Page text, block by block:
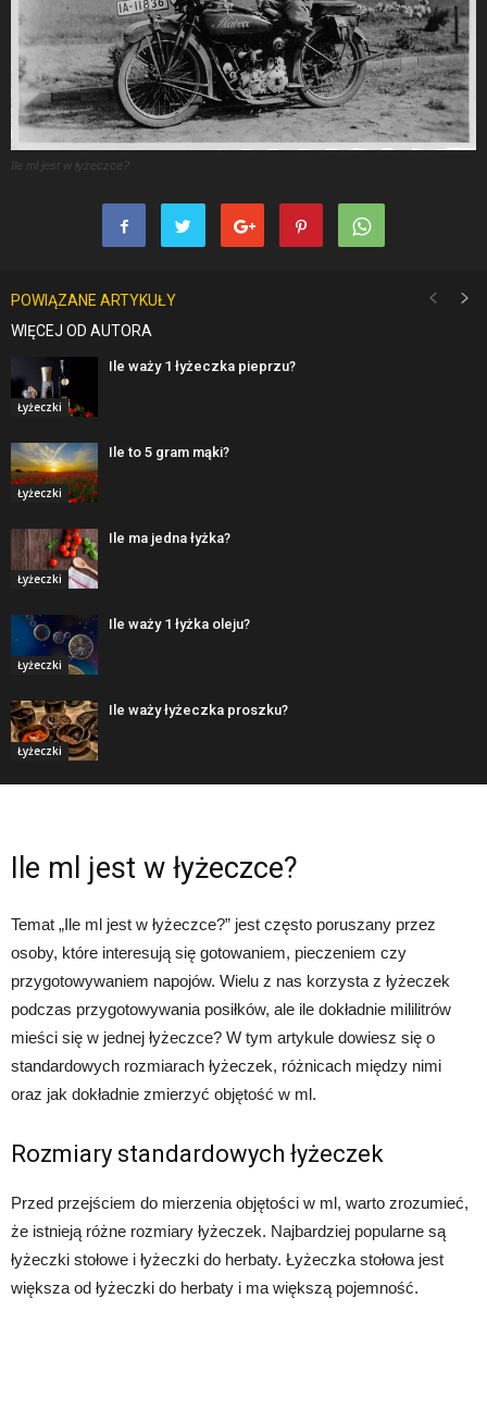
Ile ml jest w łyżeczce?
POWIĄZANE ARTYKUŁY
WIĘCEJ OD AUTORA
Łyżeczki
Ile waży 1 łyżeczka pieprzu?
Łyżeczki
Ile to 5 gram mąki?
Łyżeczki
Ile ma jedna łyżka?
Łyżeczki
Ile waży 1 łyżka oleju?
Łyżeczki
Ile waży łyżeczka proszku?
Ile ml jest w łyżeczce?
Temat „Ile ml jest w łyżeczce?” jest często poruszany przez
osoby, które interesują się gotowaniem, pieczeniem czy
przygotowywaniem napojów. Wielu z nas korzysta z łyżeczek
podczas przygotowywania posiłków, ale ile dokładnie mililitrów
mieści się w jednej łyżeczce? W tym artykule dowiesz się o
standardowych rozmiarach łyżeczek, różnicach między nimi
oraz jak dokładnie zmierzyć objętość w ml.
Rozmiary standardowych łyżeczek
Przed przejściem do mierzenia objętości w ml, warto zrozumieć,
że istnieją różne rozmiary łyżeczek. Najbardziej popularne są
łyżeczki stołowe i łyżeczki do herbaty. Łyżeczka stołowa jest
większa od łyżeczki do herbaty i ma większą pojemność.